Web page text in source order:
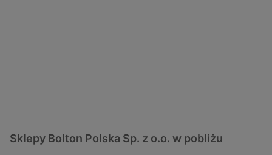
Sklepy Bolton Polska Sp. z o.o. w pobliżu